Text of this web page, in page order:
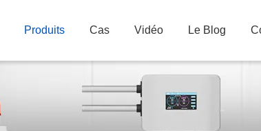
Produits Cas Vidéo Le Blog